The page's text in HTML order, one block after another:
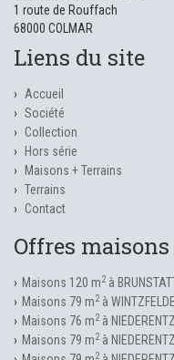
1 route de Rouffach
68000 COLMAR
Liens du site
Accueil
Société
Collection
Hors série
Maisons + Terrains
Terrains
Contact
Offres
Maisons 120 m2à
Maisons 79 m2à
Maisons 76 m2à
Maisons 79 m2à
2